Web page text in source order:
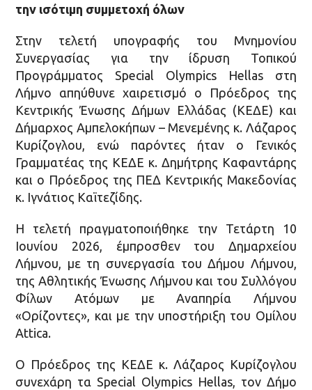
την ισότιμη συμμετοχή όλων
Στην τελετή υπογραφής του Μνημονίου
Συνεργασίας για την ίδρυση Τοπικού
Προγράμματος Special Olympics Hellas στη
Λήμνο απηύθυνε χαιρετισμό ο Πρόεδρος της
Κεντρικής Ένωσης Δήμων Ελλάδας (ΚΕΔΕ) και
Δήμαρχος Αμπελοκήπων – Μενεμένης κ. Λάζαρος
Κυρίζογλου, ενώ παρόντες ήταν ο Γενικός
Γραμματέας της ΚΕΔΕ κ. Δημήτρης Καφαντάρης
και ο Πρόεδρος της ΠΕΔ Κεντρικής Μακεδονίας
κ. Ιγνάτιος Καϊτεζίδης.
Η τελετή πραγματοποιήθηκε την Τετάρτη 10
Ιουνίου 2026, έμπροσθεν του Δημαρχείου
Λήμνου, με τη συνεργασία του Δήμου Λήμνου,
της Αθλητικής Ένωσης Λήμνου και του Συλλόγου
Φίλων Ατόμων με Αναπηρία Λήμνου
«Ορίζοντες», και με την υποστήριξη του Ομίλου
Attica.
Ο Πρόεδρος της ΚΕΔΕ κ. Λάζαρος Κυρίζογλου
συνεχάρη τα Special Olympics Hellas, τον Δήμο